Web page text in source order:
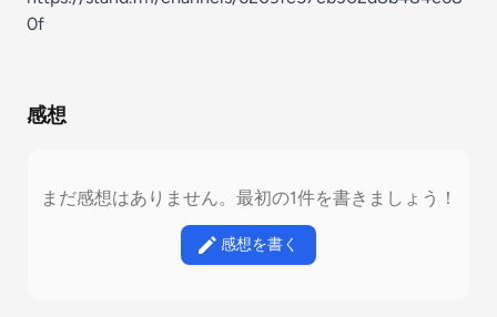
0f
感想
まだ感想はありません。最初の1件を書きましょう！
感想を書く